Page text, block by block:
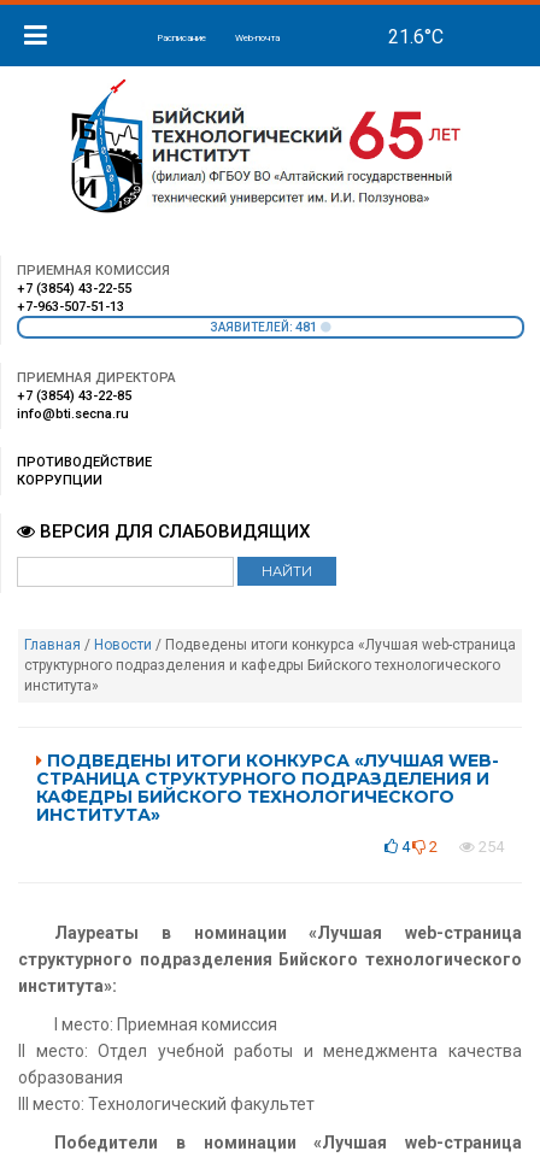
Расписание Web-почта
ПРИЕМНАЯ КОМИССИЯ
+7 (3854) 43-22-55
+7-963-507-51-13
ЗАЯВИТЕЛЕЙ: 481
ПРИЕМНАЯ ДИРЕКТОРА
+7 (3854) 43-22-85
info@bti.secna.ru
ПРОТИВОДЕЙСТВИЕ
КОРРУПЦИИ
ВЕРСИЯ ДЛЯ СЛАБОВИДЯЩИХ
Главная / Новости / Подведены итоги конкурса «Лучшая web-страница
структурного подразделения и кафедры Бийского технологического
института»
ПОДВЕДЕНЫ ИТОГИ КОНКУРСА «ЛУЧШАЯ WEB-
СТРАНИЦА СТРУКТУРНОГО ПОДРАЗДЕЛЕНИЯ И
КАФЕДРЫ БИЙСКОГО ТЕХНОЛОГИЧЕСКОГО
ИНСТИТУТА»
4 2 254
Лауреаты в номинации «Лучшая web-страница
структурного подразделения Бийского технологического
института»:
I место: Приемная комиссия
II место: Отдел учебной работы и менеджмента качества
образования
III место: Технологический факультет
Победители в номинации «Лучшая web-страница